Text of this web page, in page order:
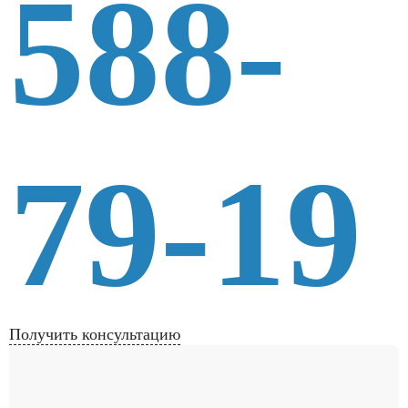
588-
79-19
Получить консультацию